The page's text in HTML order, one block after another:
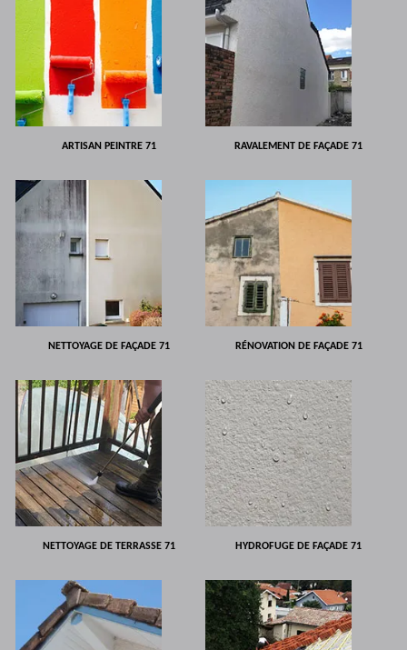
ARTISAN PEINTRE 71 RAVALEMENT DE FAÇADE 71
NETTOYAGE DE FAÇADE 71 RÉNOVATION DE FAÇADE 71
NETTOYAGE DE TERRASSE 71 HYDROFUGE DE FAÇADE 71